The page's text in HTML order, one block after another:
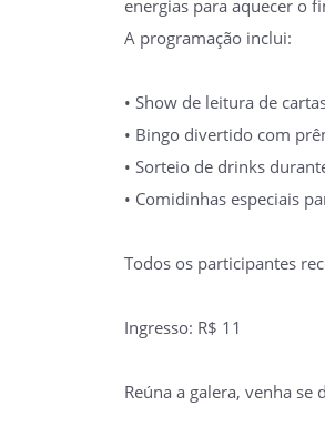
energias para aquecer o
A programação inclui:
• Show de leitura de
• Bingo divertido com
• Sorteio de drinks
• Comidinhas especiais
Todos os participantes
Ingresso: R$ 11
Reúna a galera, venha